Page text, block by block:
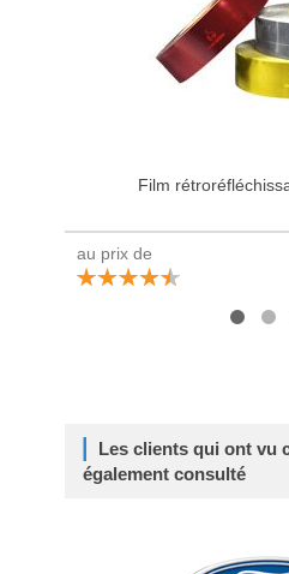
Film
au prix de
Les clients qui ont vu
également consulté